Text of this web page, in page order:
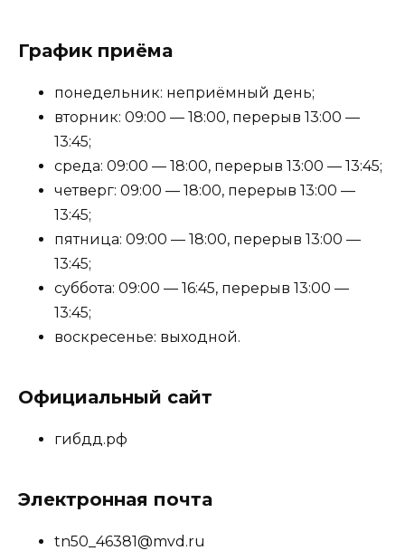
График приёма
понедельник: неприёмный день;
вторник: 09:00 — 18:00, перерыв 13:00 —
13:45;
среда: 09:00 — 18:00, перерыв 13:00 — 13:45;
четверг: 09:00 — 18:00, перерыв 13:00 —
13:45;
пятница: 09:00 — 18:00, перерыв 13:00 —
13:45;
суббота: 09:00 — 16:45, перерыв 13:00 —
13:45;
воскресенье: выходной.
Официальный сайт
гибдд.рф
Электронная почта
tn50_46381@mvd.ru